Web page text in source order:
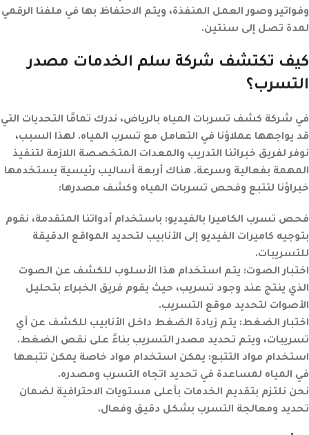
وفواتير وصور العمل المنفذة، ويتم الاحتفاظ بها في ملفنا الرقمي
لمدة تصل إلى سنتين.
كيف تكتشف شركة سلم الخدمات مصدر
التسرب؟
في شركة كشف تسربات المياه بالرياض، ندرك تمامًا التحديات التي
قد يواجهها عملاؤنا في التعامل مع تسرب المياه. لهذا السبب،
نوفر لفريق خبرائنا التدريب والمعدات المتخصصة اللازمة لتنفيذ
المهمة بفعالية وسرعة. هناك أربعة أساليب رئيسية يستخدمها
خبراؤنا لتتبع وفحص تسربات المياه وكشف مصدرها:
فحص تسرب الكاميرا بالفيديو: باستخدام أدواتنا المتقدمة، نقوم
بتوجيه كاميرات الفيديو إلى الأنابيب لتحديد المواقع الدقيقة
للتسريبات.
اختبار الصوت: يتم استخدام هذا الأسلوب للكشف عن الصوت
الذي ينتج عند وجود تسريب، حيث يقوم فريق الخبراء بتحليل
الأصوات لتحديد موقع التسريب.
اختبار الضغط: يتم زيادة الضغط داخل الأنابيب للكشف عن أي
تسريبات، ويتم تحديد مصدر التسريب بناءً على نقص الضغط.
استخدام مواد التتبع: يمكن استخدام مواد خاصة يمكن تتبعها
في المياه لمساعدة في تحديد اتجاه التسرب ومصدره.
نحن نلتزم بتقديم الخدمات بأعلى مستويات الاحترافية لضمان
تحديد ومعالجة التسرب بشكل دقيق وفعال.